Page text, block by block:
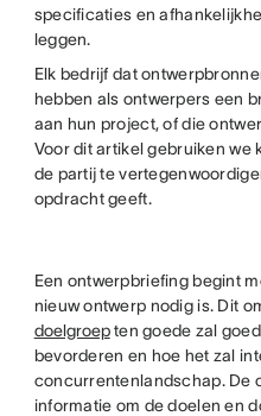
specificaties en
leggen.
Elk bedrijf dat
hebben als ontwerpers een
aan hun project, of die
Voor dit artikel gebruiken we
de partij te
opdracht geeft.
Een ontwerpbriefing begint
nieuw ontwerp nodig is. Dit
doelgroepten goede zal
bevorderen en hoe het zal
concurrentenlandschap. De
informatie om de doelen en